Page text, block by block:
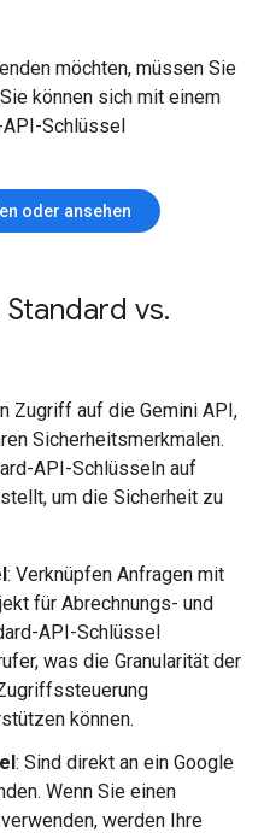
möchten, müssen Sie
können sich mit einem
Schlüssel
oder ansehen
vs.
Zugriff auf die Gemini API,
Sicherheitsmerkmalen.
API-Schlüsseln auf
um die Sicherheit zu
: Verknüpfen Anfragen mit
für Abrechnungs- und
API-Schlüssel
was die Granularität der
können.
: Sind direkt an ein Google
Wenn Sie einen
werden Ihre